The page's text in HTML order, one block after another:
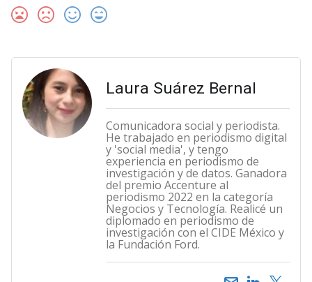
Laura Suárez Bernal
Comunicadora social y periodista.
He trabajado en periodismo digital
y 'social media', y tengo
experiencia en periodismo de
investigación y de datos. Ganadora
del premio Accenture al
periodismo 2022 en la categoría
Negocios y Tecnología. Realicé un
diplomado en periodismo de
investigación con el CIDE México y
la Fundación Ford.